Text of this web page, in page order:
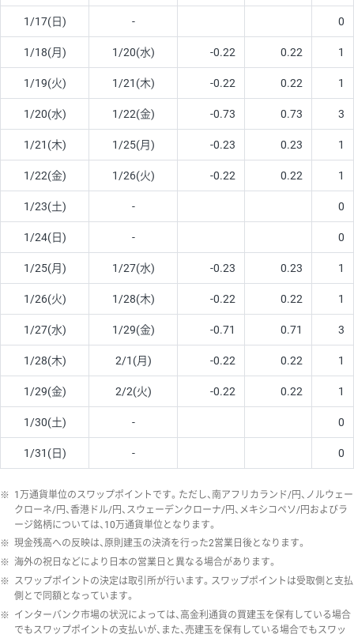
1/17(日) - 0
1/18(月) 1/20(水) -0.22 0.22 1
1/19(火) 1/21(木) -0.22 0.22 1
1/20(水) 1/22(金) -0.73 0.73 3
1/21(木) 1/25(月) -0.23 0.23 1
1/22(金) 1/26(火) -0.22 0.22 1
1/23(土) - 0
1/24(日) - 0
1/25(月) 1/27(水) -0.23 0.23 1
1/26(火) 1/28(木) -0.22 0.22 1
1/27(水) 1/29(金) -0.71 0.71 3
1/28(木) 2/1(月) -0.22 0.22 1
1/29(金) 2/2(火) -0.22 0.22 1
1/30(土) - 0
1/31(日) - 0
※ 1万通貨単位のスワップポイントです。ただし、南アフリカランド/円、ノルウェー
クローネ/円、香港ドル/円、スウェーデンクローナ/円、メキシコペソ/円およびラ
ージ銘柄については、10万通貨単位となります。
※ 現金残高への反映は、原則建玉の決済を行った2営業日後となります。
※ 海外の祝日などにより日本の営業日と異なる場合があります。
※ スワップポイントの決定は取引所が行います。スワップポイントは受取側と支払
側とで同額となっています。
※ インターバンク市場の状況によっては、高金利通貨の買建玉を保有している場合
でもスワップポイントの支払いが、また、売建玉を保有している場合でもスワッ